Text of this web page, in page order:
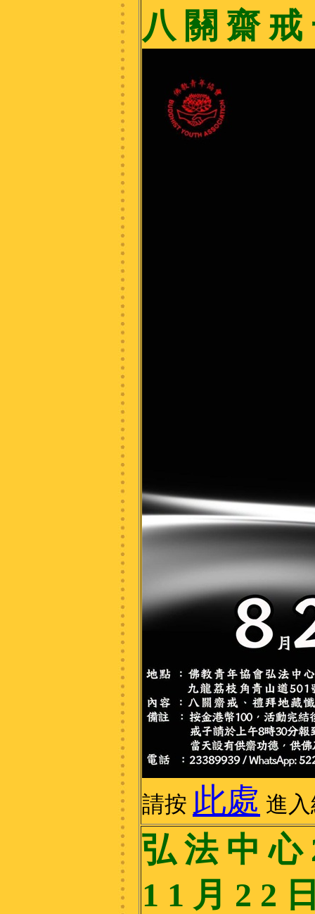
八 關 齋 戒
請按 此處 進
弘 法 中 心
1 1 月 2 2